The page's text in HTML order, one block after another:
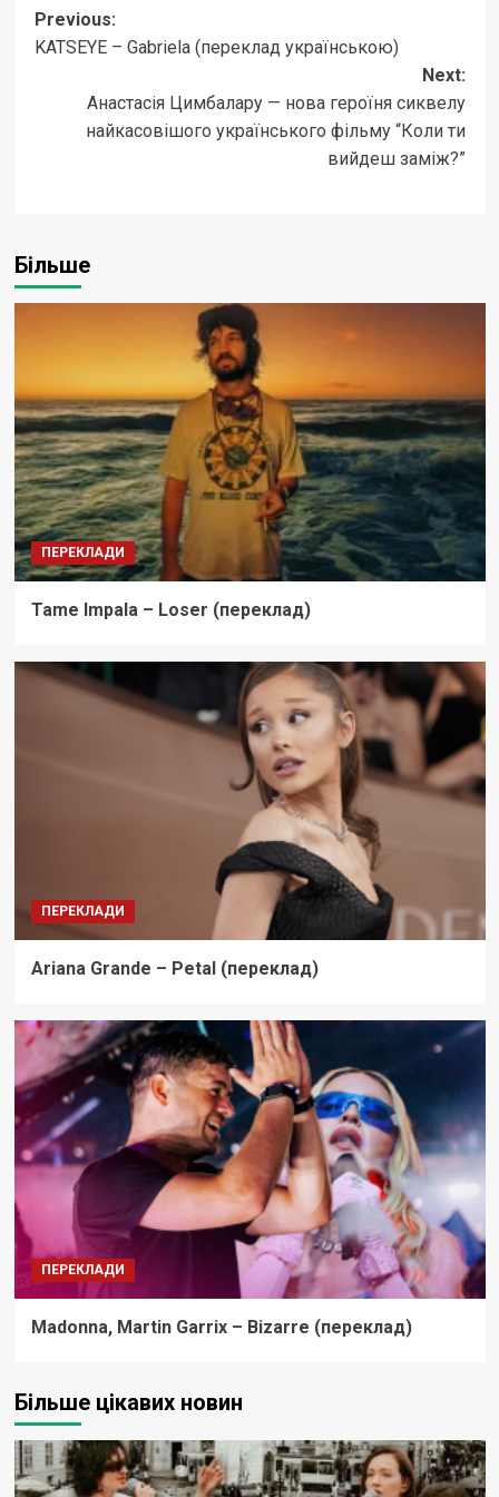
Post
navigation
Previous:
KATSEYE – Gabriela (переклад українською)
Next:
Анастасія Цимбалару — нова героїня сиквелу
найкасовішого українського фільму “Коли ти
вийдеш заміж?”
Більше
ПЕРЕКЛАДИ
Tame Impala – Loser (переклад)
ПЕРЕКЛАДИ
Ariana Grande – Petal (переклад)
ПЕРЕКЛАДИ
Madonna, Martin Garrix – Bizarre (переклад)
Більше цікавих новин